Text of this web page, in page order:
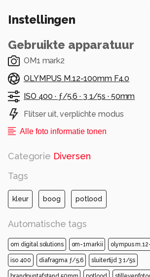
Instellingen
Gebruikte apparatuur
OM1 mark2
OLYMPUS M.12-100mm F4.0
ISO 400 · ƒ/5.6 · 3 1/5s · 50mm
Flitser uit, verplichte modus
Alle foto informatie tonen
Categorie Diversen
Tags
kleur boog potlood
Automatische tags
om digital solutions om-1markii olympus
iso 400 diafragma ƒ/5.6 sluitertijd 3 1/5s